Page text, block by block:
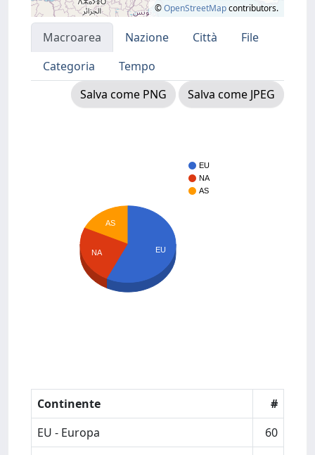
©OpenStreetMapcontributors.
Macroarea Nazione Città
File
Categoria
Tempo
Salva come PNG
Salva come JPEG
EU
NA
AS
AS
NA EU
Continente
#
EU - Europa
60